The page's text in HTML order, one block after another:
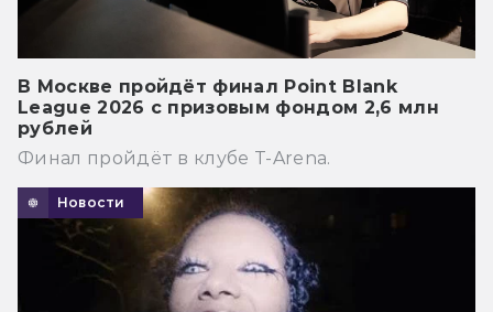
В Москве пройдёт финал Point Blank
League 2026 с призовым фондом 2,6 млн
рублей
Финал пройдёт в клубе T-Arena.
Новости